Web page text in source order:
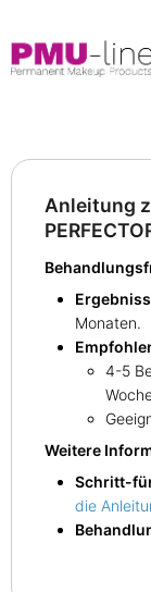
Anleitung
Monaten.
4-5
Weitere
Schritt-
die